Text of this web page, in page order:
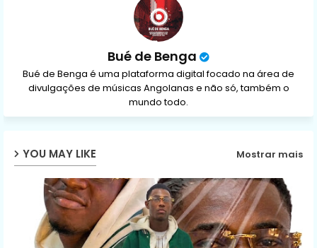
Bué de Benga
Bué de Benga é uma plataforma digital focado na área de
divulgações de músicas Angolanas e não só, também o
mundo todo.
YOU MAY LIKE Mostrar mais